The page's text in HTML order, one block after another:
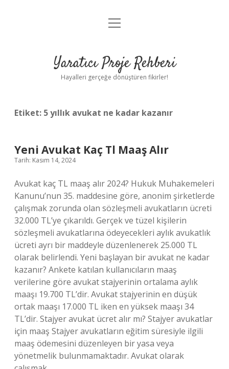
Anasayfa
Yasal Uyarı
menüyü
Yaratıcı Proje Rehberi
Hayalleri gerçeğe dönüştüren fikirler!
Etiket: 5 yıllık avukat ne kadar kazanır
Yeni Avukat Kaç Tl Maaş Alır
Tarih: Kasım 14, 2024
Avukat kaç TL maaş alır 2024? Hukuk Muhakemeleri
Kanunu’nun 35. maddesine göre, anonim şirketlerde
çalışmak zorunda olan sözleşmeli avukatların ücreti
32.000 TL’ye çıkarıldı. Gerçek ve tüzel kişilerin
sözleşmeli avukatlarına ödeyecekleri aylık avukatlık
ücreti ayrı bir maddeyle düzenlenerek 25.000 TL
olarak belirlendi. Yeni başlayan bir avukat ne kadar
kazanır? Ankete katılan kullanıcıların maaş
verilerine göre avukat stajyerinin ortalama aylık
maaşı 19.700 TL’dir. Avukat stajyerinin en düşük
ortak maaşı 17.000 TL iken en yüksek maaşı 34
TL’dir. Stajyer avukat ücret alır mı? Stajyer avukatlar
için maaş Stajyer avukatların eğitim süresiyle ilgili
maaş ödemesini düzenleyen bir yasa veya
yönetmelik bulunmamaktadır. Avukat olarak